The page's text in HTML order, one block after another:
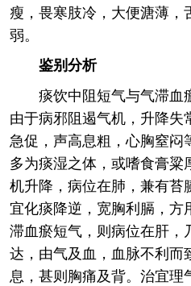
瘦，畏寒肢冷，大便溏薄，
弱。
鉴别分析
痰饮中阻短气与气滞血
由于病邪阻遏气机，升降失
急促，声高息粗，心胸窒
多为痰湿之体，或嗜食膏
机升降，病位在肺，兼有
宜化痰降逆，宽胸利膈，方
滞血瘀短气，则病位在肝，
达，由气及血，血脉不利而
息，甚则胸痛及背。治宜理